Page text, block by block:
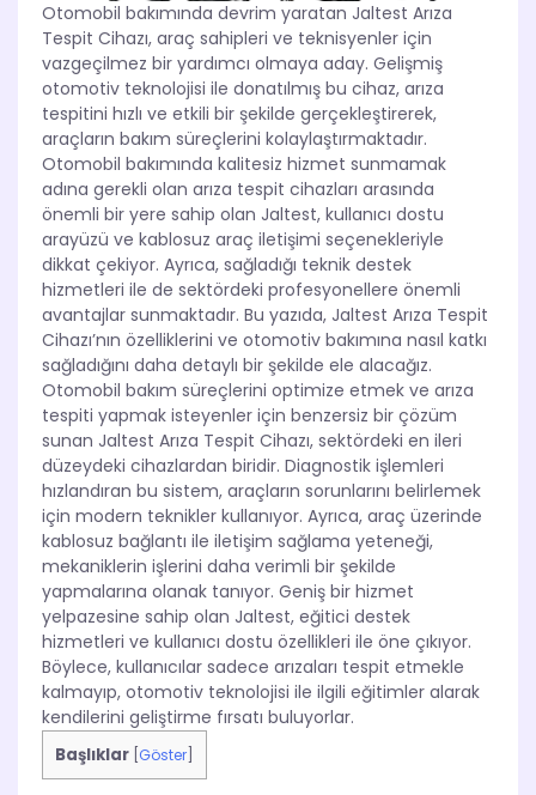
Otomobil bakımında devrim yaratan Jaltest Arıza
Tespit Cihazı, araç sahipleri ve teknisyenler için
vazgeçilmez bir yardımcı olmaya aday. Gelişmiş
otomotiv teknolojisi ile donatılmış bu cihaz, arıza
tespitini hızlı ve etkili bir şekilde gerçekleştirerek,
araçların bakım süreçlerini kolaylaştırmaktadır.
Otomobil bakımında kalitesiz hizmet sunmamak
adına gerekli olan arıza tespit cihazları arasında
önemli bir yere sahip olan Jaltest, kullanıcı dostu
arayüzü ve kablosuz araç iletişimi seçenekleriyle
dikkat çekiyor. Ayrıca, sağladığı teknik destek
hizmetleri ile de sektördeki profesyonellere önemli
avantajlar sunmaktadır. Bu yazıda, Jaltest Arıza Tespit
Cihazı’nın özelliklerini ve otomotiv bakımına nasıl katkı
sağladığını daha detaylı bir şekilde ele alacağız.
Otomobil bakım süreçlerini optimize etmek ve arıza
tespiti yapmak isteyenler için benzersiz bir çözüm
sunan Jaltest Arıza Tespit Cihazı, sektördeki en ileri
düzeydeki cihazlardan biridir. Diagnostik işlemleri
hızlandıran bu sistem, araçların sorunlarını belirlemek
için modern teknikler kullanıyor. Ayrıca, araç üzerinde
kablosuz bağlantı ile iletişim sağlama yeteneği,
mekaniklerin işlerini daha verimli bir şekilde
yapmalarına olanak tanıyor. Geniş bir hizmet
yelpazesine sahip olan Jaltest, eğitici destek
hizmetleri ve kullanıcı dostu özellikleri ile öne çıkıyor.
Böylece, kullanıcılar sadece arızaları tespit etmekle
kalmayıp, otomotiv teknolojisi ile ilgili eğitimler alarak
kendilerini geliştirme fırsatı buluyorlar.
Başlıklar Göster